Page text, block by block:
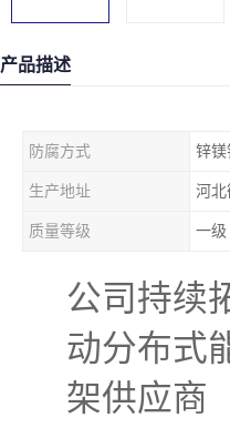
产品描述
防腐方式 锌镁
生产地址 河北
质量等级 一级
公司持续
动分布式
架供应商